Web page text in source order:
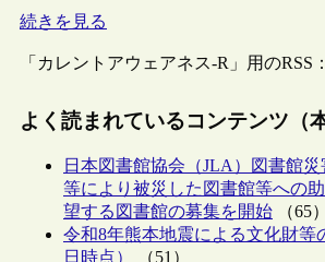
続きを見る
「カレントアウェアネス-R」用のRSS：
よく読まれているコンテンツ（
日本図書館協会（JLA）図書館
等により被災した図書館等への
望する図書館の募集を開始 （65）
令和8年熊本地震による文化財等
日時点）
（51）